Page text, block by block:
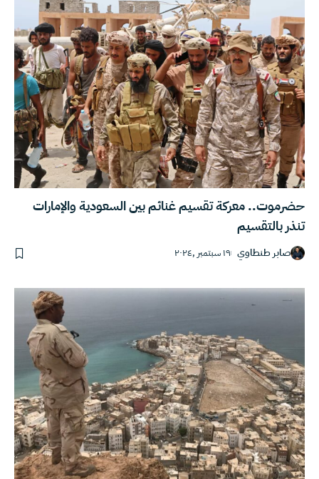
حضرموت.. معركة تقسيم غنائم بين السعودية والإمارات
تنذر بالتقسيم
صابر طنطاوي ١٩ سبتمبر ,٢٠٢٤